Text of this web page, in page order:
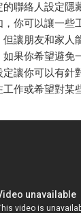
聯絡人設定隱
，你可以讓一些
讓朋友和家人
如果你希望避免
讓你可以有針
作或希望對某